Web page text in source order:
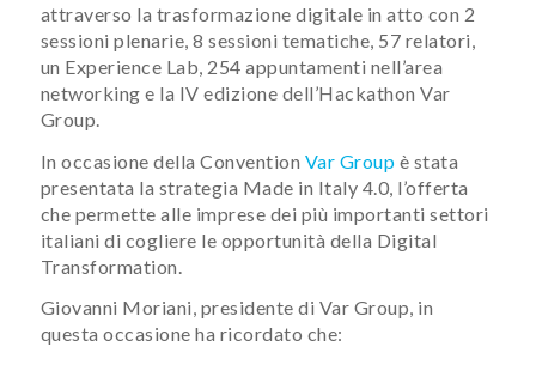
attraverso la trasformazione digitale in atto con 2
sessioni plenarie, 8 sessioni tematiche, 57 relatori,
un Experience Lab, 254 appuntamenti nell’area
networking e la IV edizione dell’Hackathon Var
Group.
In occasione della Convention Var Group è stata
presentata la strategia Made in Italy 4.0, l’offerta
che permette alle imprese dei più importanti settori
italiani di cogliere le opportunità della Digital
Transformation.
Giovanni Moriani, presidente di Var Group, in
questa occasione ha ricordato che: